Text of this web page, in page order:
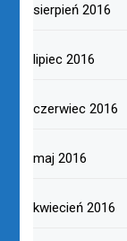
sierpień 2016
lipiec 2016
czerwiec 2016
maj 2016
kwiecień 2016